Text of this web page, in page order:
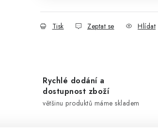
Tisk Zeptat se Hlídat
Rychlé dodání a
dostupnost zboží
většinu produktů máme skladem